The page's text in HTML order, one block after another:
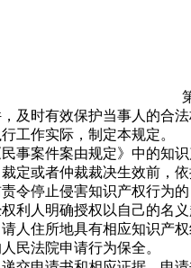
时有效保护当事人的合法
工作实际，制定本规定。
案件案由规定》中的知识
或者仲裁裁决生效前，依
停止侵害知识产权行为的
利人明确授权以自己的名义
住所地具有相应知识产权
法院申请行为保全。